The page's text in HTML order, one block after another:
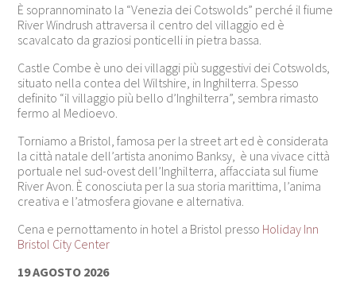
È soprannominato la “Venezia dei Cotswolds” perché il fiume
River Windrush attraversa il centro del villaggio ed è
scavalcato da graziosi ponticelli in pietra bassa.
Castle Combe è uno dei villaggi più suggestivi dei Cotswolds
situato nella contea delWiltshire , in Inghilterra . Spesso
definito “il villaggio più bello d’Inghilterra”, sembra rimasto
fermo al Medioevo.
Torniamo a Bristol, famosa per la street art ed è considerata
la città natale dell’artista anonimo Banksy, è una vivace città
portuale nel sud-ovest dell’Inghilterra, affacciata sul fiume
River Avon. È conosciuta per la sua storia marittima, l’anima
creativa e l’atmosfera giovane e alternativa.
Cena e pernottamento in hotel a Bristol presso Holiday Inn
Bristol City Center
19 AGOSTO 2026